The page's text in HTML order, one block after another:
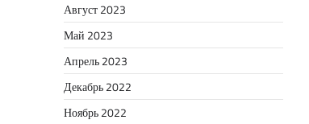
Август 2023
Май 2023
Апрель 2023
Декабрь 2022
Ноябрь 2022